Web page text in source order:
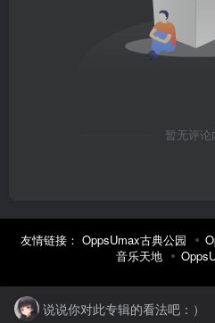
暂无评论
友情链接： OppsUmax古典公园
音乐天地
说说你对此专辑的看法吧：）